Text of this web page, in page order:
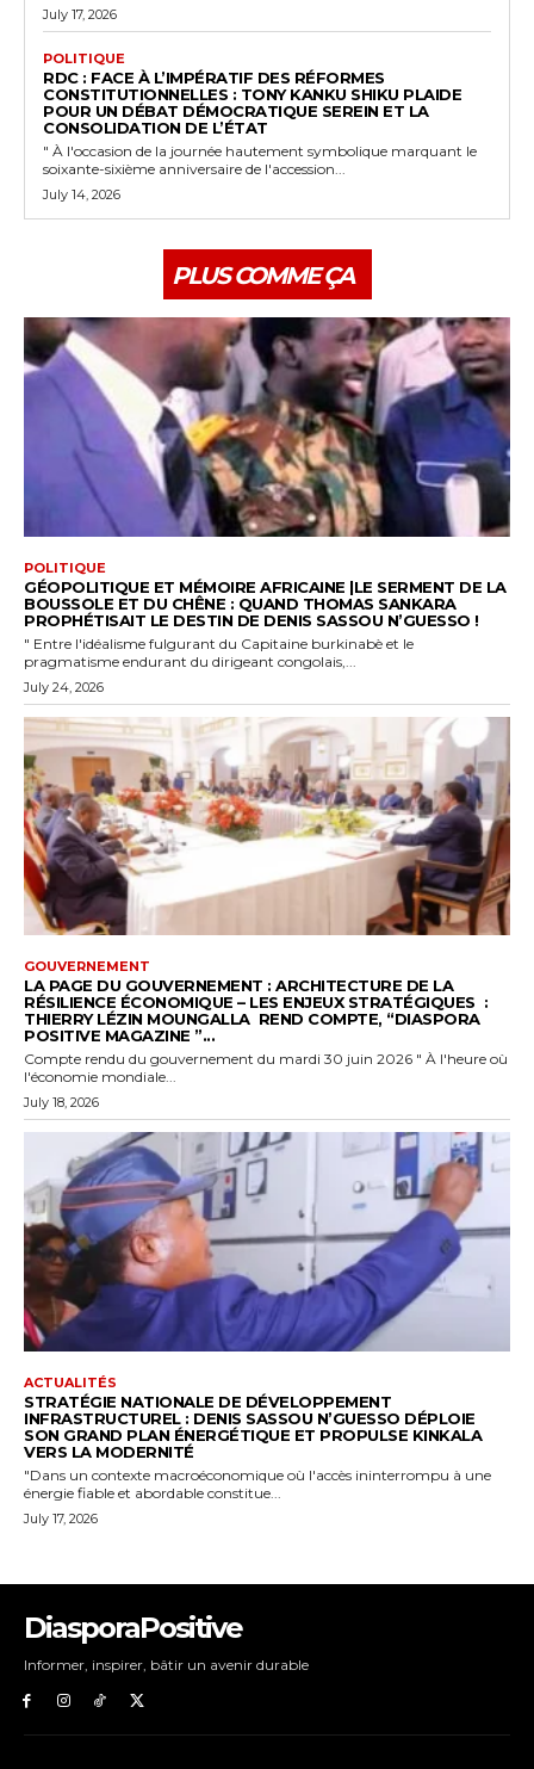
DiasporaPositive
Informer, inspirer, bâtir un avenir durable